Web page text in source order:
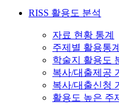
RISS 활용도 분석
자료 현황 통계
주제별 활용통
학술지 활용도
복사/대출제공
복사/대출신청
활용도 높은 주